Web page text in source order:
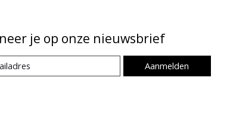
je op onze nieuwsbrief
Aanmelden